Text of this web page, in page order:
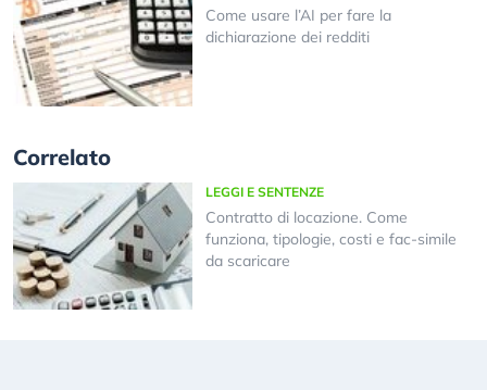
Come usare l’AI per fare la
dichiarazione dei redditi
Correlato
LEGGI E SENTENZE
Contratto di locazione. Come
funziona, tipologie, costi e fac-simile
da scaricare